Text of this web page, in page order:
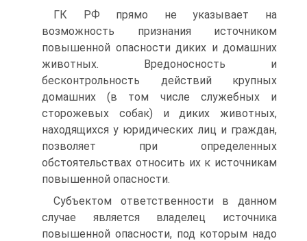
ГК РФ прямо не указывает на
возможность признания источником
повышенной опасности диких и домашних
животных. Вредоносность и
бесконтрольность действий крупных
домашних (в том числе служебных и
сторожевых собак) и диких животных,
находящихся у юридических лиц и граждан,
позволяет при определенных
обстоятельствах относить их к источникам
повышенной опасности.
Субъектом ответственности в данном
случае является владелец источника
повышенной опасности, под которым надо